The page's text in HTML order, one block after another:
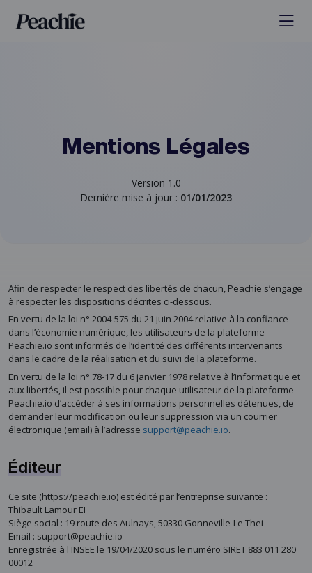
Mentions Légales
Version 1.0
Dernière mise à jour : 01/01/2023
Afin de respecter le respect des libertés de chacun, Peachie s’engage
à respecter les dispositions décrites ci-dessous.
En vertu de la loi n° 2004-575 du 21 juin 2004 relative à la confiance
dans l’économie numérique, les utilisateurs de la plateforme
Peachie.io sont informés de l’identité des différents intervenants
dans le cadre de la réalisation et du suivi de la plateforme.
En vertu de la loi n° 78-17 du 6 janvier 1978 relative à l’informatique et
aux libertés, il est possible pour chaque utilisateur de la plateforme
Peachie.io d’accéder à ses informations personnelles détenues, de
demander leur modification ou leur suppression via un courrier
électronique (email) à l’adresse support@peachie.io.
Éditeur
Ce site (https://peachie.io) est édité par l’entreprise suivante :
Thibault Lamour EI
Siège social : 19 route des Aulnays, 50330 Gonneville-Le Thei
Email : support@peachie.io
Enregistrée à l'INSEE le 19/04/2020 sous le numéro SIRET 883 011 280
00012